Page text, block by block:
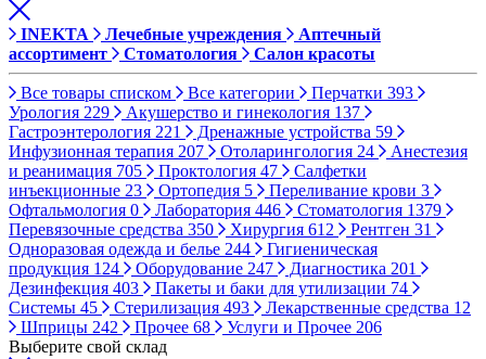
INEKTA Лечебные учреждения
Аптечный
ассортимент
Стоматология Салон красоты
Все товары списком Все категории Перчатки 393
Урология 229 Акушерство и гинекология 137
Гастроэнтерология 221 Дренажные устройства 59
Инфузионная терапия 207 Отоларингология 24
Анестезия
и реанимация 705 Проктология 47
Салфетки
инъекционные 23 Ортопедия 5 Переливание крови 3
Офтальмология 0 Лаборатория 446 Стоматология 1379
Перевязочные средства 350 Хирургия 612 Рентген 31
Одноразовая одежда и белье 244
Гигиеническая
продукция 124 Оборудование 247 Диагностика 201
Дезинфекция 403 Пакеты и баки для утилизации 74
Системы 45 Стерилизация 493 Лекарственные средства 12
Шприцы 242 Прочее 68 Услуги и Прочее 206
Выберите свой склад